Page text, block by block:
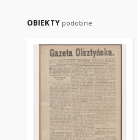
OBIEKTY podobne